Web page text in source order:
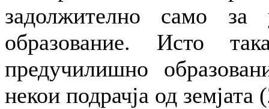
задолжително само за
образование. Исто
предучилишно
некои подрачја од земјата